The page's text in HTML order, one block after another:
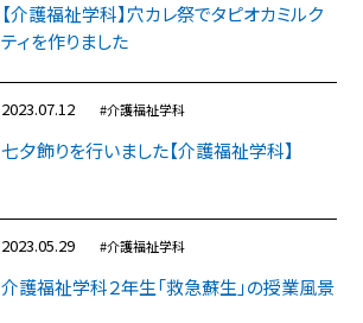
【介護福祉学科】穴カレ祭でタピオカミルク
ティを作りました
2023.07.12 #介護福祉学科
七夕飾りを行いました【介護福祉学科】
2023.05.29 #介護福祉学科
介護福祉学科２年生「救急蘇生」の授業風景